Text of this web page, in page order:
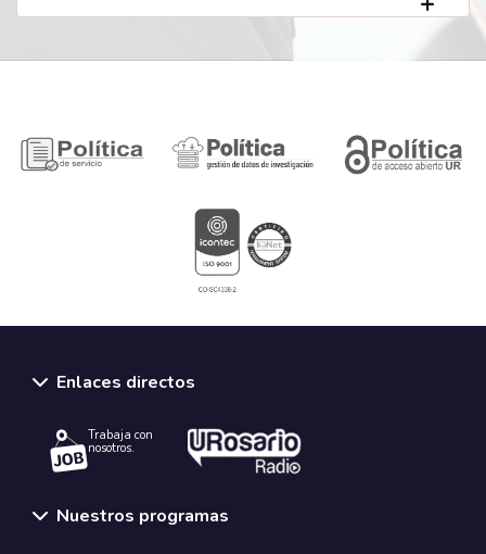
Enlaces directos
Trabaja con
nosotros.
Nuestros programas